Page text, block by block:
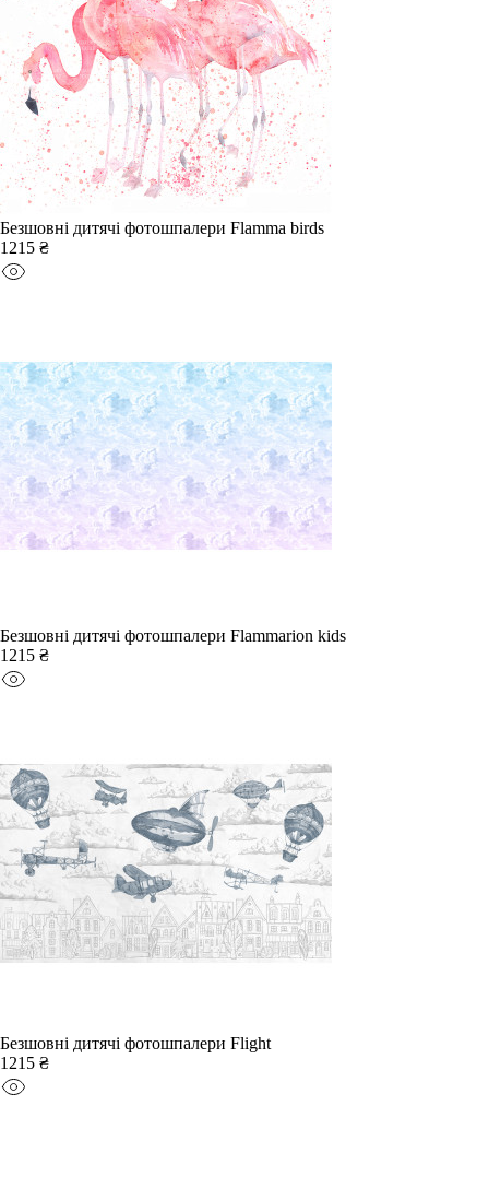
Безшовні дитячі фотошпалери Flamma birds
1215 ₴
Безшовні дитячі фотошпалери Flammarion kids
1215 ₴
Безшовні дитячі фотошпалери Flight
1215 ₴